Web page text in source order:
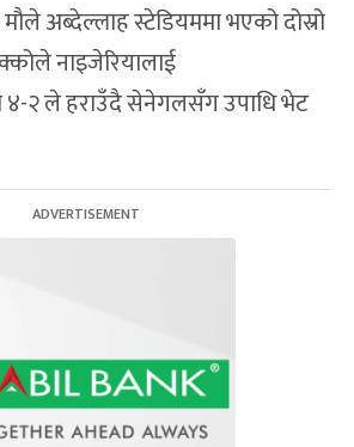
अब्देल्लाह स्टेडियममा भएको दोस्रो
नाइजेरियालाई
२ ले हराउँदै सेनेगलसँग उपाधि भेट